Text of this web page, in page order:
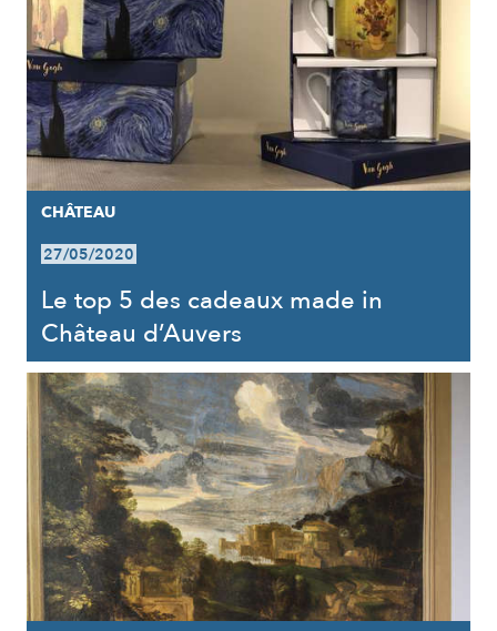
CHÂTEAU
27/05/2020
Le top 5 des cadeaux made in
Château d’Auvers